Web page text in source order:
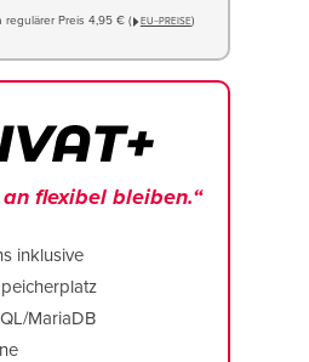
regulärer Preis 4,95 € ( EU−PREISE)
flexibel bleiben.“
inklusive
MariaDB